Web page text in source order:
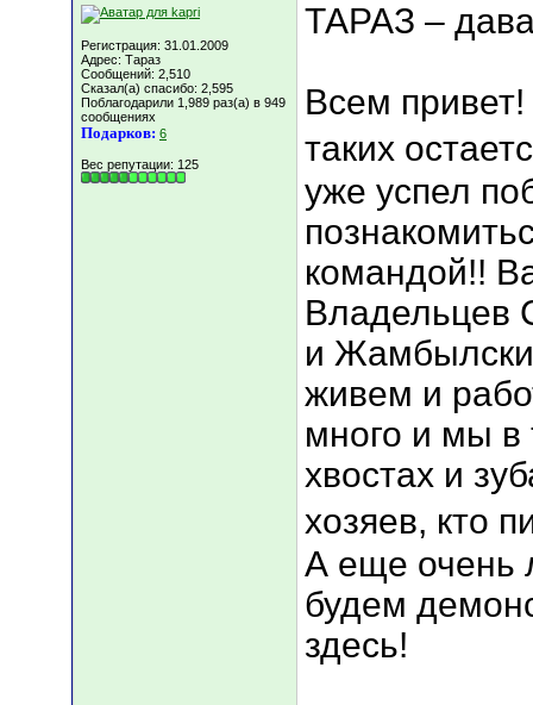
Регистрация: 31.01.2009
Адрес: Тараз
Сообщений: 2,510
Сказал(а) спасибо: 2,595
Поблагодарили 1,989 раз(а) в 949
сообщениях
Подарков: 6
Вес репутации: 125
ТАРАЗ –
Всем
таких
уже успел
командой!!
Владельцев
и
живем и
много и мы в
хвостах и
хозяев, кто
А еще очень
будем
здесь!